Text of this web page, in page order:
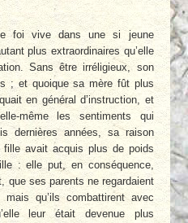
foi vive dans une si jeune
plus extraordinaires qu’elle
Sans être irréligieux, son
; et quoique sa mère fût plus
en général d’instruction, et
même les sentiments qui
dernières années, sa raison
fille avait acquis plus de poids
: elle put, en conséquence,
que ses parents ne regardaient
qu’ils combattirent avec
leur était devenue plus